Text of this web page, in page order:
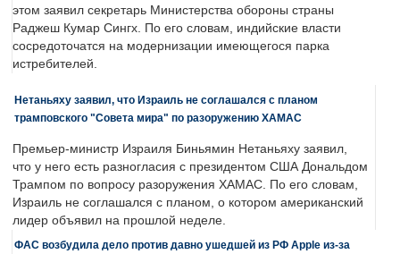
этом заявил секретарь Министерства обороны страны
Раджеш Кумар Сингх. По его словам, индийские власти
сосредоточатся на модернизации имеющегося парка
истребителей.
Нетаньяху заявил, что Израиль не соглашался с планом
трамповского "Совета мира" по разоружению ХАМАС
Премьер-министр Израиля Биньямин Нетаньяху заявил,
что у него есть разногласия с президентом США Дональдом
Трампом по вопросу разоружения ХАМАС. По его словам,
Израиль не соглашался с планом, о котором американский
лидер объявил на прошлой неделе.
ФАС возбудила дело против давно ушедшей из РФ Apple из-за